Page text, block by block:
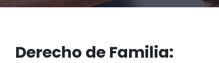
Derecho de Familia: